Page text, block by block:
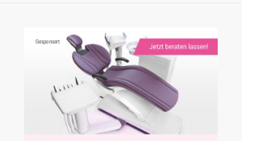
Gesponsert